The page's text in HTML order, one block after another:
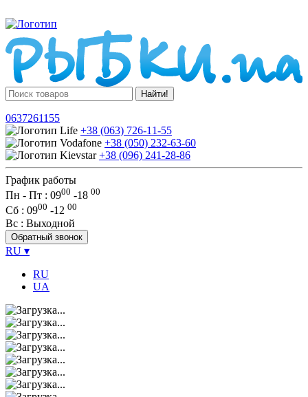
Найти!
0637261155
+38 (063) 726-11-55
+38 (050) 232-63-60
+38 (096) 241-28-86
График работы
Пн - Пт : 0900 -18 00
Сб : 0900 -12 00
Вс : Выходной
Обратный звонок
RU ▾
RU
UA